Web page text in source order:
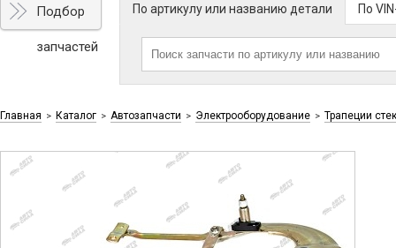
Подбор
запчастей
По артикулу или названию детали По
Главная > Каталог > Автозапчасти > Электрооборудование > Трапеции